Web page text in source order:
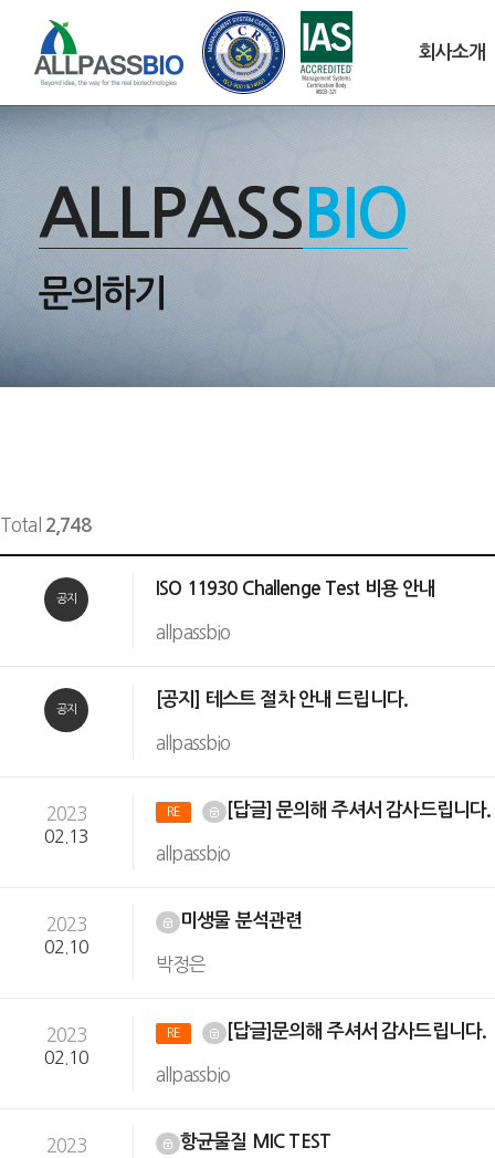
회사소개
ALLPASS BIO
문의하기
Total 2,748
공지
ISO 11930 Challenge Test 비용 안내
allpassbio
공지
[공지] 테스트 절차 안내 드립니다.
allpassbio
2023
02.13
RE [답글] 문의해 주셔서 감사드립니다.
allpassbio
2023
02.10
미생물 분석관련
박정은
2023
02.10
RE [답글]문의해 주셔서 감사드립니다.
allpassbio
2023 항균물질 MIC TEST